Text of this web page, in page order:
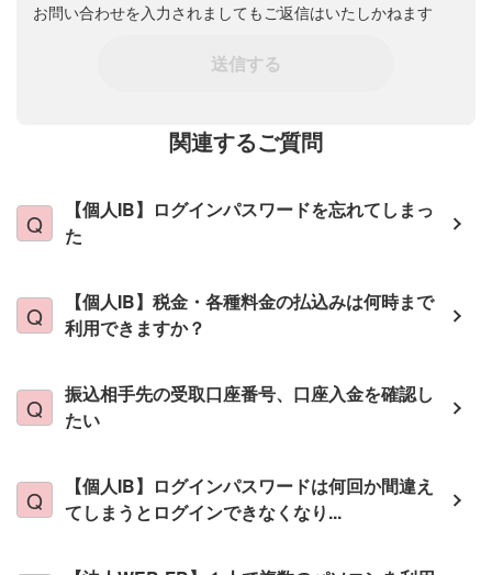
お問い合わせを入力されましてもご返信はいたしかねます
送信する
関連するご質問
【個人IB】ログインパスワードを忘れてしまっ
た
【個人IB】税金・各種料金の払込みは何時まで
利用できますか？
振込相手先の受取口座番号、口座入金を確認し
たい
【個人IB】ログインパスワードは何回か間違え
てしまうとログインできなくなり...